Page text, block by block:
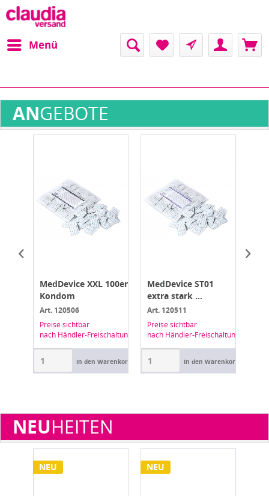
Menü
ANGEBOTE
MedDevice XXL 100er
Kondom
Art. 120506
Preise sichtbar
nach Händler-Freischaltung
In den Warenkorb
MedDevice ST01
extra stark ...
Art. 120511
Preise sichtbar
nach Händler-Freischaltung
In den Warenkorb
NEUHEITEN
NEU NEU